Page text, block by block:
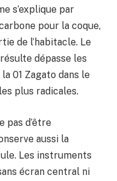
s’explique par
pour la coque,
de l’habitacle. Le
dépasse les
01 Zagato dans le
plus radicales.
pas d’être
aussi la
Les instruments
écran central ni